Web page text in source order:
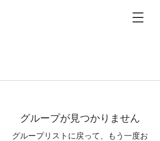
グループが見つかりません
グループリストに戻って、もう一度お